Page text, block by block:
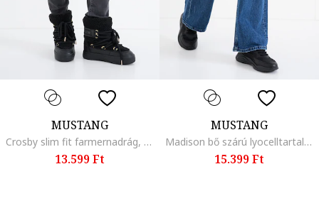
MUSTANG
Crosby slim fit farmernadrág, Szürke
13.599 Ft
MUSTANG
Madison bő szárú lyocelltartalmú farmernadrág, Királykék
15.399 Ft